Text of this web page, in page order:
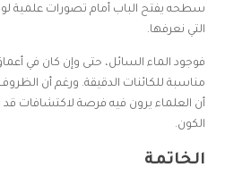
سطحه يفتح الباب أمام تصورات علمية
التي نعرفها.
فوجود الماء السائل، حتى وإن كان في
مناسبة للكائنات الدقيقة. ورغم أن
أن العلماء يرون فيه فرصة لاكتشافات قد
الكون.
الخاتمة